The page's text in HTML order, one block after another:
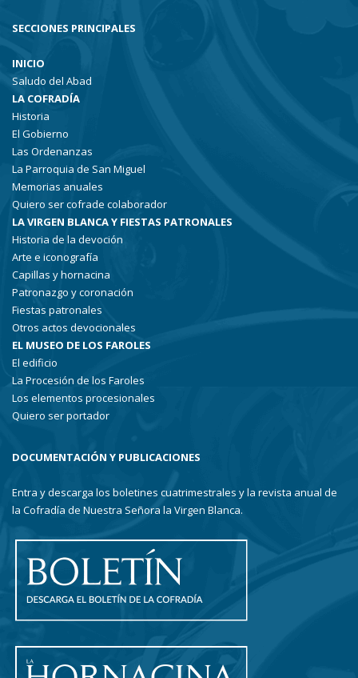
SECCIONES PRINCIPALES
INICIO
Saludo del Abad
LA COFRADÍA
Historia
El Gobierno
Las Ordenanzas
La Parroquia de San Miguel
Memorias anuales
Quiero ser cofrade colaborador
LA VIRGEN BLANCA Y FIESTAS PATRONALES
Historia de la devoción
Arte e iconografía
Capillas y hornacina
Patronazgo y coronación
Fiestas patronales
Otros actos devocionales
EL MUSEO DE LOS FAROLES
El edificio
La Procesión de los Faroles
Los elementos procesionales
Quiero ser portador
DOCUMENTACIÓN Y PUBLICACIONES
Entra y descarga los boletines cuatrimestrales y la revista anual de
la Cofradía de Nuestra Señora la Virgen Blanca.